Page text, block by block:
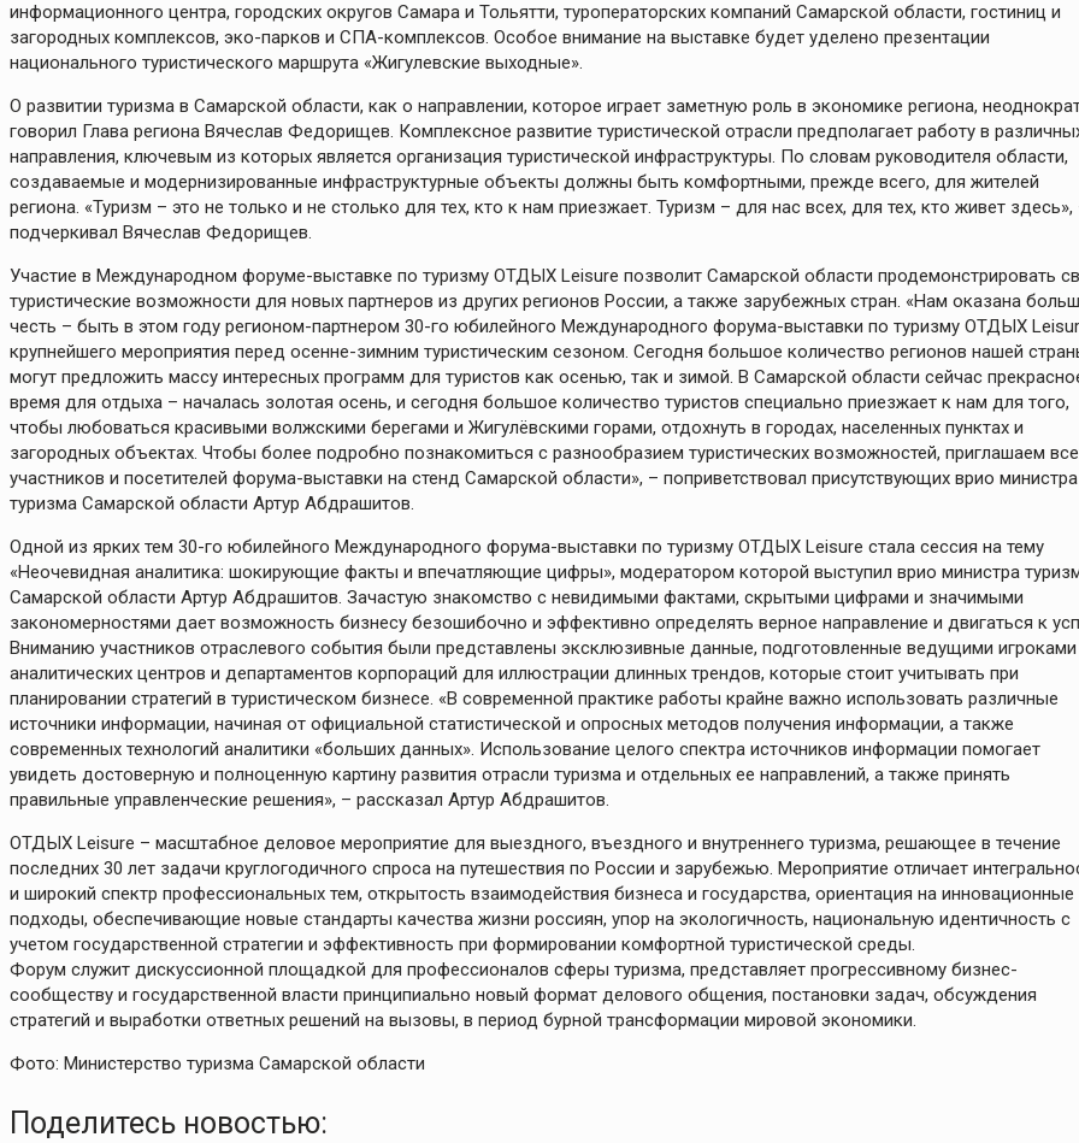
информационного центра, городских округов Самара и Тольятти, туроператорских компаний Самарской области, гостиниц и
загородных комплексов, эко-парков и СПА-комплексов. Особое внимание на выставке будет уделено презентации
национального туристического маршрута «Жигулевские выходные».
О развитии туризма в Самарской области, как о направлении, которое играет заметную роль в экономике региона,
говорил Глава региона Вячеслав Федорищев. Комплексное развитие туристической отрасли предполагает работу в
направления, ключевым из которых является организация туристической инфраструктуры. По словам руководителя области,
создаваемые и модернизированные инфраструктурные объекты должны быть комфортными, прежде всего, для жителей
региона. «Туризм – это не только и не столько для тех, кто к нам приезжает. Туризм – для нас всех, для тех, кто живет здесь»,
подчеркивал Вячеслав Федорищев.
Участие в Международном форуме-выставке по туризму ОТДЫХ Leisure позволит Самарской области продемонстрировать
туристические возможности для новых партнеров из других регионов России, а также зарубежных стран. «Нам оказана
честь – быть в этом году регионом-партнером 30-го юбилейного Международного форума-выставки по туризму ОТДЫХ
крупнейшего мероприятия перед осенне-зимним туристическим сезоном. Сегодня большое количество регионов нашей
могут предложить массу интересных программ для туристов как осенью, так и зимой. В Самарской области сейчас
время для отдыха – началась золотая осень, и сегодня большое количество туристов специально приезжает к нам для того,
чтобы любоваться красивыми волжскими берегами и Жигулёвскими горами, отдохнуть в городах, населенных пунктах и
загородных объектах. Чтобы более подробно познакомиться с разнообразием туристических возможностей, приглашаем
участников и посетителей форума-выставки на стенд Самарской области», – поприветствовал присутствующих врио министра
туризма Самарской области Артур Абдрашитов.
Одной из ярких тем 30-го юбилейного Международного форума-выставки по туризму ОТДЫХ Leisure стала сессия на тему
«Неочевидная аналитика: шокирующие факты и впечатляющие цифры», модератором которой выступил врио министра
Самарской области Артур Абдрашитов. Зачастую знакомство с невидимыми фактами, скрытыми цифрами и значимыми
закономерностями дает возможность бизнесу безошибочно и эффективно определять верное направление и двигаться к
Вниманию участников отраслевого события были представлены эксклюзивные данные, подготовленные ведущими игроками
аналитических центров и департаментов корпораций для иллюстрации длинных трендов, которые стоит учитывать при
планировании стратегий в туристическом бизнесе. «В современной практике работы крайне важно использовать различные
источники информации, начиная от официальной статистической и опросных методов получения информации, а также
современных технологий аналитики «больших данных». Использование целого спектра источников информации помогает
увидеть достоверную и полноценную картину развития отрасли туризма и отдельных ее направлений, а также принять
правильные управленческие решения», – рассказал Артур Абдрашитов.
ОТДЫХ Leisure – масштабное деловое мероприятие для выездного, въездного и внутреннего туризма, решающее в течение
последних 30 лет задачи круглогодичного спроса на путешествия по России и зарубежью. Мероприятие отличает
и широкий спектр профессиональных тем, открытость взаимодействия бизнеса и государства, ориентация на инновационные
подходы, обеспечивающие новые стандарты качества жизни россиян, упор на экологичность, национальную идентичность с
учетом государственной стратегии и эффективность при формировании комфортной туристической среды.
Форум служит дискуссионной площадкой для профессионалов сферы туризма, представляет прогрессивному бизнес-
сообществу и государственной власти принципиально новый формат делового общения, постановки задач, обсуждения
стратегий и выработки ответных решений на вызовы, в период бурной трансформации мировой экономики.
Фото: Министерство туризма Самарской области
Поделитесь новостью: